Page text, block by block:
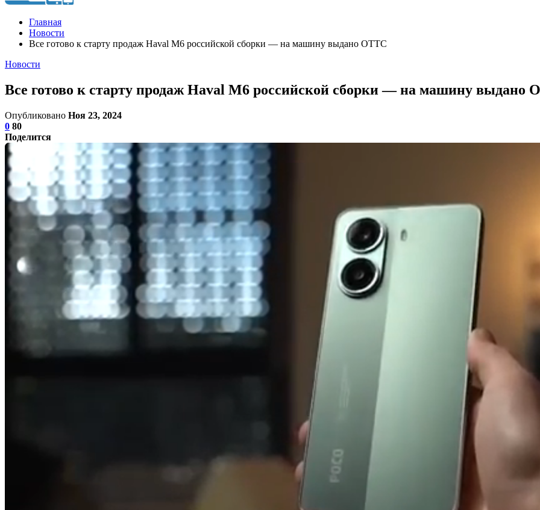
Главная
Новости
Все готово к старту продаж Haval M6 российской сборки — на машину выдано ОТТС
Новости
Все готово к старту продаж Haval M6 российской сборки — на машину выдано
Опубликовано Ноя 23, 2024
0 80
Поделится